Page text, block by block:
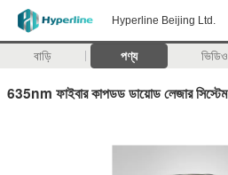
Hyperline Beijing Ltd.
বাড়ি পণ্য ভিডিও
635nm ফাইবার কাপডড ডায়োড লেজার সিস্টেম